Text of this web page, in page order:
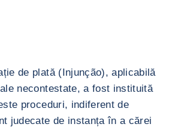
de plată (Injunção), aplicabilă
necontestate, a fost instituită
proceduri, indiferent de
judecate de instanța în a cărei